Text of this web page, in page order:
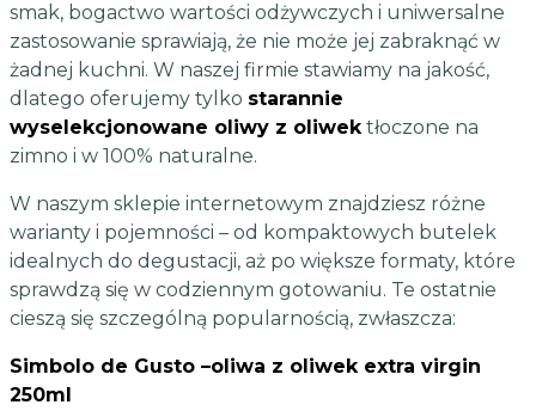
smak, bogactwo wartości odżywczych i uniwersalne
zastosowanie sprawiają, że nie może jej zabraknąć w
żadnej kuchni. W naszej firmie stawiamy na jakość,
dlatego oferujemy tylko starannie
wyselekcjonowane oliwy z oliwektłoczone na
zimno i w 100% naturalne.
W naszym sklepie internetowym znajdziesz różne
warianty i pojemności – od kompaktowych butelek
idealnych do degustacji, aż po większe formaty, które
sprawdzą się w codziennym gotowaniu. Te ostatnie
cieszą się szczególną popularnością, zwłaszcza:
Simbolo de Gusto –oliwa z oliwek extra virgin
250ml